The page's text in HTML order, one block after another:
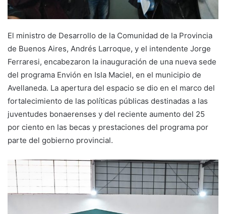
El ministro de Desarrollo de la Comunidad de la Provincia
de Buenos Aires, Andrés Larroque, y el intendente Jorge
Ferraresi, encabezaron la inauguración de una nueva sede
del programa Envión en Isla Maciel, en el municipio de
Avellaneda. La apertura del espacio se dio en el marco del
fortalecimiento de las políticas públicas destinadas a las
juventudes bonaerenses y del reciente aumento del 25
por ciento en las becas y prestaciones del programa por
parte del gobierno provincial.